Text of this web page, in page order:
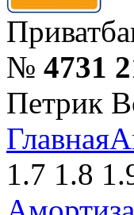
№ 4731
Петрик
Главная
1.7 1.8